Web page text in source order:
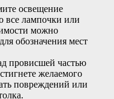
освещение
все лампочки или
можно
обозначения мест
провисшей частью
желаемого
повреждений или